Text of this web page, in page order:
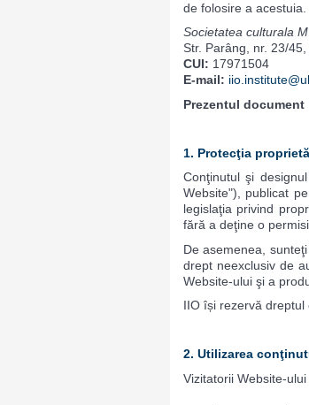
de folosire a
Societatea culturala
Str. Parâng, nr. 23/
CUI: 17971504
E-mail:
Prezentul
1. Protecţia
Conţinutul şi
Website"), publicat
legislaţia privind
fără a deţine o
De asemenea,
drept neexclusiv de
Website-ului şi a
IIO își rezervă
2. Utilizarea
Vizitatorii Website-